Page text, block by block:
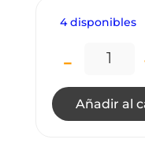
4 disponibles
-
Añadir al